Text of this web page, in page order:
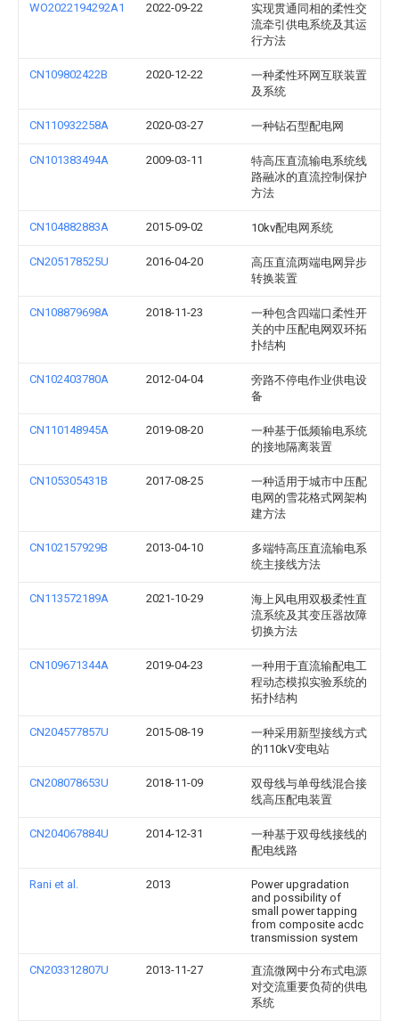
WO2022194292A1 2022-09-22
实现贯通同相的柔性交
流牵引供电系统及其运
行方法
CN109802422B 2020-12-22
一种柔性环网互联装置
及系统
CN110932258A 2020-03-27 一种钻石型配电网
CN101383494A 2009-03-11
特高压直流输电系统线
路融冰的直流控制保护
方法
CN104882883A 2015-09-02 10kv配电网系统
CN205178525U 2016-04-20
高压直流两端电网异步
转换装置
CN108879698A 2018-11-23
一种包含四端口柔性开
关的中压配电网双环拓
扑结构
CN102403780A 2012-04-04
旁路不停电作业供电设
备
CN110148945A 2019-08-20
一种基于低频输电系统
的接地隔离装置
CN105305431B 2017-08-25
一种适用于城市中压配
电网的雪花格式网架构
建方法
CN102157929B 2013-04-10
多端特高压直流输电系
统主接线方法
CN113572189A 2021-10-29
海上风电用双极柔性直
流系统及其变压器故障
切换方法
CN109671344A 2019-04-23
一种用于直流输配电工
程动态模拟实验系统的
拓扑结构
CN204577857U 2015-08-19
一种采用新型接线方式
的110kV变电站
CN208078653U 2018-11-09
双母线与单母线混合接
线高压配电装置
CN204067884U 2014-12-31
一种基于双母线接线的
配电线路
Rani et al. 2013
Power upgradation
and possibility of
small power tapping
from composite acdc
transmission system
CN203312807U 2013-11-27
直流微网中分布式电源
对交流重要负荷的供电
系统